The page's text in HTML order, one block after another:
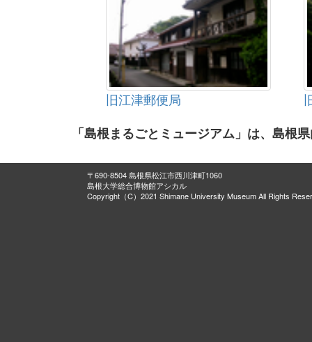
旧江津郵便局
「島根まるごとミュージアム」は、島根
〒690-8504 島根県松江市西川津町1060
島根大学総合博物館アシカル
Copyright（C）2021 Shimane University Museum All Rights